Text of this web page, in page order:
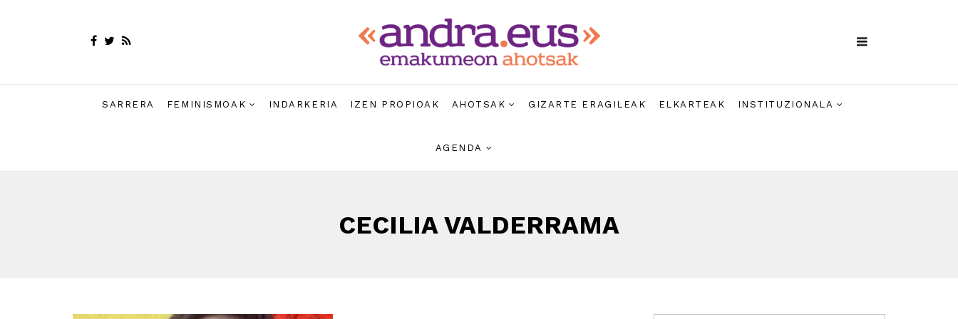
SARRERA FEMINISMOAK INDARKERIA IZEN PROPIOAK AHOTSAK GIZARTE ERAGILEAK ELKARTEAK INSTITUZIONALA
AGENDA
CECILIA VALDERRAMA